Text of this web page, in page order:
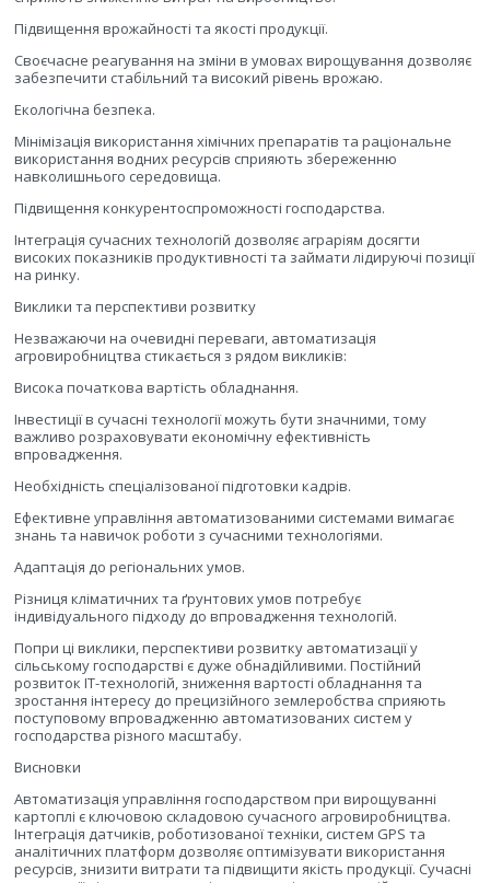
Підвищення врожайності та якості продукції.
Своєчасне реагування на зміни в умовах вирощування дозволяє
забезпечити стабільний та високий рівень врожаю.
Екологічна безпека.
Мінімізація використання хімічних препаратів та раціональне
використання водних ресурсів сприяють збереженню
навколишнього середовища.
Підвищення конкурентоспроможності господарства.
Інтеграція сучасних технологій дозволяє аграріям досягти
високих показників продуктивності та займати лідируючі позиції
на ринку.
Виклики та перспективи розвитку
Незважаючи на очевидні переваги, автоматизація
агровиробництва стикається з рядом викликів:
Висока початкова вартість обладнання.
Інвестиції в сучасні технології можуть бути значними, тому
важливо розраховувати економічну ефективність
впровадження.
Необхідність спеціалізованої підготовки кадрів.
Ефективне управління автоматизованими системами вимагає
знань та навичок роботи з сучасними технологіями.
Адаптація до регіональних умов.
Різниця кліматичних та ґрунтових умов потребує
індивідуального підходу до впровадження технологій.
Попри ці виклики, перспективи розвитку автоматизації у
сільському господарстві є дуже обнадійливими. Постійний
розвиток IT-технологій, зниження вартості обладнання та
зростання інтересу до прецизійного землеробства сприяють
поступовому впровадженню автоматизованих систем у
господарства різного масштабу.
Висновки
Автоматизація управління господарством при вирощуванні
картоплі є ключовою складовою сучасного агровиробництва.
Інтеграція датчиків, роботизованої техніки, систем GPS та
аналітичних платформ дозволяє оптимізувати використання
ресурсів, знизити витрати та підвищити якість продукції. Сучасні